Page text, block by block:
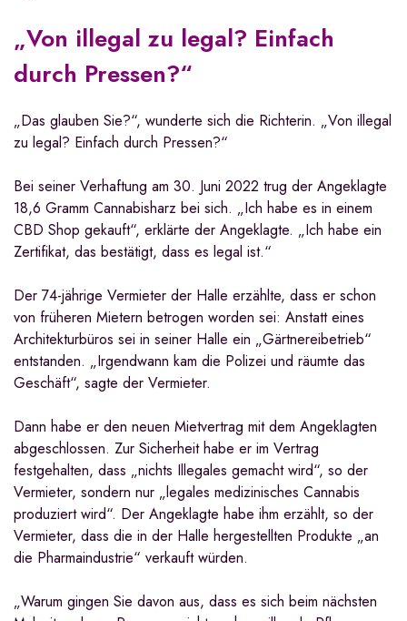
„Von illegal zu legal? Einfach
durch Pressen?“
„Das glauben Sie?“, wunderte sich die Richterin. „Von illegal
zu legal? Einfach durch Pressen?“
Bei seiner Verhaftung am 30. Juni 2022 trug der Angeklagte
18,6 Gramm Cannabisharz bei sich. „Ich habe es in einem
CBD Shop gekauft“, erklärte der Angeklagte. „Ich habe ein
Zertifikat, das bestätigt, dass es legal ist.“
Der 74-jährige Vermieter der Halle erzählte, dass er schon
von früheren Mietern betrogen worden sei: Anstatt eines
Architekturbüros sei in seiner Halle ein „Gärtnereibetrieb“
entstanden. „Irgendwann kam die Polizei und räumte das
Geschäft“, sagte der Vermieter.
Dann habe er den neuen Mietvertrag mit dem Angeklagten
abgeschlossen. Zur Sicherheit habe er im Vertrag
festgehalten, dass „nichts Illegales gemacht wird“, so der
Vermieter, sondern nur „legales medizinisches Cannabis
produziert wird“. Der Angeklagte habe ihm erzählt, so der
Vermieter, dass die in der Halle hergestellten Produkte „an
die Pharmaindustrie“ verkauft würden.
„Warum gingen Sie davon aus, dass es sich beim nächsten